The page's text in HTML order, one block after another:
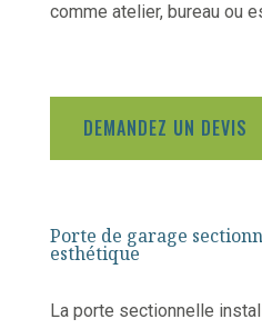
comme atelier, bureau ou
DEMANDEZ UN DEVIS
Porte de garage
esthétique
La porte sectionnelle